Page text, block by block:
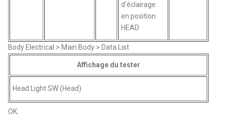
d'éclairage
en position
HEAD
Body Electrical > Main Body > Data List
Affichage du tester
Head Light SW (Head)
OK: